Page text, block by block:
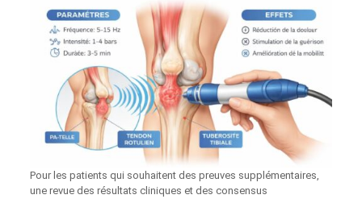
Pour les patients qui souhaitent des preuves supplémentaires,
une revue des résultats cliniques et des consensus